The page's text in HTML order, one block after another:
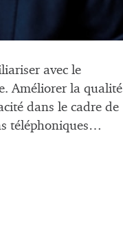
avec le
Améliorer la qualité
dans le cadre de
téléphoniques…